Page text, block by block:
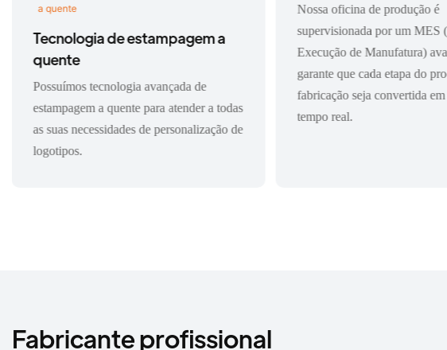
Tecnologia de estampagem a
quente
Possuímos tecnologia avançada de
estampagem a quente para atender a todas
as suas necessidades de personalização de
logotipos.
Nossa oficina de produção é
supervisionada por um MES
Execução de Manufatura)
garante que cada etapa do
fabricação seja convertida
tempo real.
Fabricante profissional